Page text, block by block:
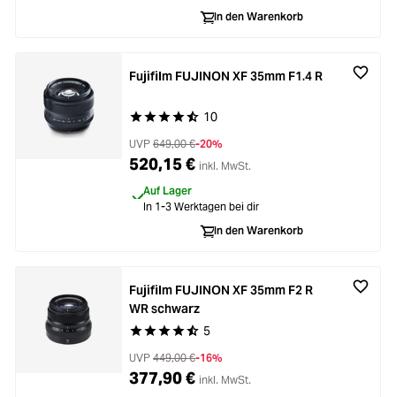
Bildbearbeitung
Ferngläser
Loading...
Second Hand
Loading...
In den Warenkorb
Durchschnittliche Bewertung von 4.7 von 5
10
Fujifilm FUJINON XF 35mm F1.4 R
UVP 649,00 €-20%
520,15 € inkl. MwSt.
Auf Lager
In 1-3 Werktagen bei dir
In den Warenkorb
Durchschnittliche Bewertung von 4.8 von 5
5
Fujifilm FUJINON XF 35mm F2 R
WR schwarz
UVP 449,00 €-16%
377,90 € inkl. MwSt.